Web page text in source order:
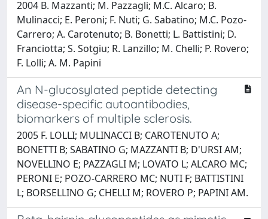
2004 B. Mazzanti; M. Pazzagli; M.C. Alcaro; B.
Mulinacci; E. Peroni; F. Nuti; G. Sabatino; M.C. Pozo-
Carrero; A. Carotenuto; B. Bonetti; L. Battistini; D.
Franciotta; S. Sotgiu; R. Lanzillo; M. Chelli; P. Rovero;
F. Lolli; A. M. Papini
An N-glucosylated peptide detecting
disease-specific autoantibodies,
biomarkers of multiple sclerosis.
2005 F. LOLLI; MULINACCI B; CAROTENUTO A;
BONETTI B; SABATINO G; MAZZANTI B; D'URSI AM;
NOVELLINO E; PAZZAGLI M; LOVATO L; ALCARO MC;
PERONI E; POZO-CARRERO MC; NUTI F; BATTISTINI
L; BORSELLINO G; CHELLI M; ROVERO P; PAPINI AM.